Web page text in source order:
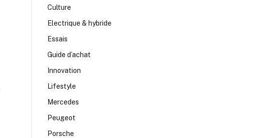
Culture
Electrique & hybride
Essais
Guide d’achat
Innovation
Lifestyle
Mercedes
Peugeot
Porsche